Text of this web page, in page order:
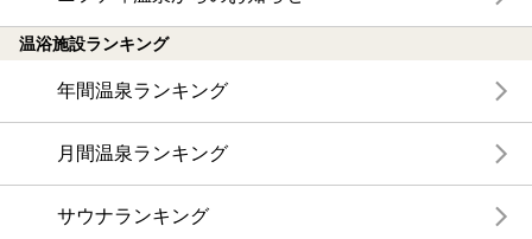
温浴施設ランキング
年間温泉ランキング
月間温泉ランキング
サウナランキング